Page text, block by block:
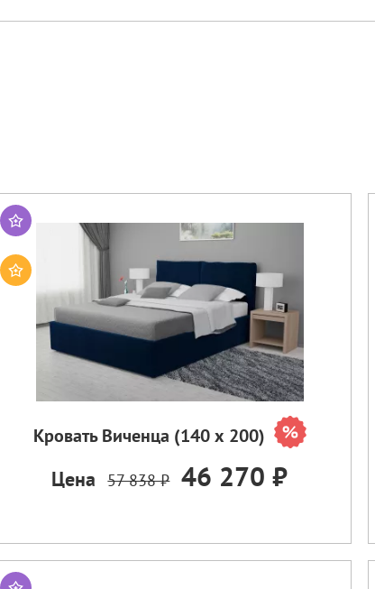
Кровать Виченца (140 х 200)
Цена 57 838 ₽ 46 270 ₽